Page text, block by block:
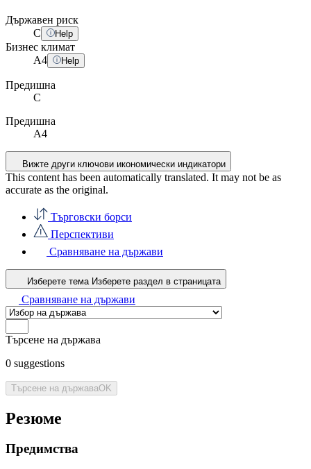
Държавен риск
C
Help
Бизнес климат
A4 Help
Предишна
C
Предишна
A4
Вижте други ключови икономически индикатори
This content has been automatically translated. It may not be as
accurate as the original.
Търговски борси
Перспективи
Сравняване на държави
Изберете тема Изберете раздел в страницата
Сравняване на държави
Търсене на държава
0 suggestions
Търсене на държаваOK
Резюме
Предимства